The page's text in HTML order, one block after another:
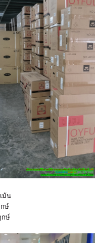
ม้น
ษ์
กษ์